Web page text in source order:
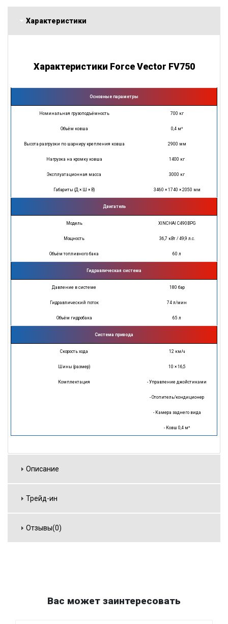
Характеристики
Характеристики Force Vector FV750
Основные параметры
Номинальная грузоподъёмность 700 кг
Объём ковша 0,4 м³
Высота разгрузки по шарниру крепления ковша 2900 мм
Нагрузка на кромку ковша 1400 кг
Эксплуатационная масса 3000 кг
Габариты (Д × Ш × В) 3460 × 1740 × 2050 мм
Двигатель
Модель XINCHAI C490BPG
Мощность 36,7 кВт / 49,9 л.с.
Объём топливного бака 60 л
Гидравлическая система
Давление в системе 180 бар
Гидравлический поток 74 л/мин
Объём гидробака 65 л
Система привода
Скорость хода 12 км/ч
Шины (размер) 10 × 16,5
Комплектация - Управление джойстиками
- Отопитель/кондиционер
- Камера заднего вида
- Ковш 0,4 м³
Описание
Трейд-ин
Отзывы(0)
Вас может заинтересовать